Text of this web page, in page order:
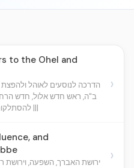
to the Ohel and
הדרכה לנוסעים לאוהל
ב"ה, ראש חדש אלול, חדש
להסתלקות הילולא של מורנו הבעל שם טוב ז"ל |||
›
and
ירושת האברך, השפעה, וירושת
›